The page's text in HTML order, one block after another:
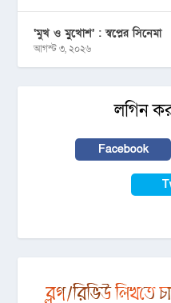
‘মুখ ও মু্খোশ’ : স্বপ্নের সিনেমা
আগস্ট ৩, ২০২৬
লগিন
Facebook